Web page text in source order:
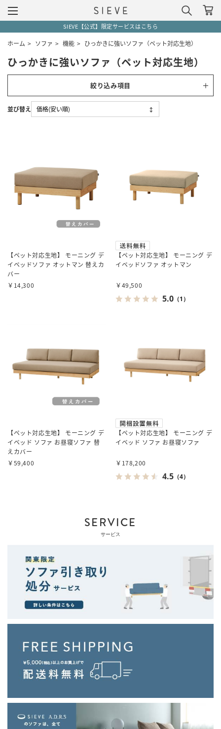
SIEVE【公式】限定サービスはこちら
ホーム > ソファ > 機能 > ひっかきに強いソファ（ペット対応生地）
ひっかきに強いソファ（ペット対応生地）
絞り込み項目
【ペット対応生地】 モーニング デ
イベッドソファ オットマン 替えカ
バー
￥14,300
【ペット対応生地】 モーニング デ
イベッドソファ オットマン
￥49,500
5.0 （1）
【ペット対応生地】 モーニング デ
イベッド ソファ お昼寝ソファ 替
えカバー
￥59,400
【ペット対応生地】 モーニング デ
イベッド ソファ お昼寝ソファ
￥178,200
4.5 （4）
SERVICE
サービス